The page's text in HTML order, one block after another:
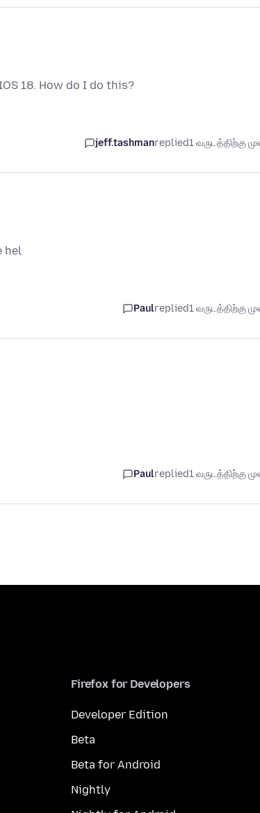
18. How do I do this?
jeff.tashmanreplied1 வருடத்திற்கு
hel
Paulreplied1 வருடத்திற்கு
Paulreplied1 வருடத்திற்கு
Firefox for Developers
Developer Edition
Beta
Beta for Android
Nightly